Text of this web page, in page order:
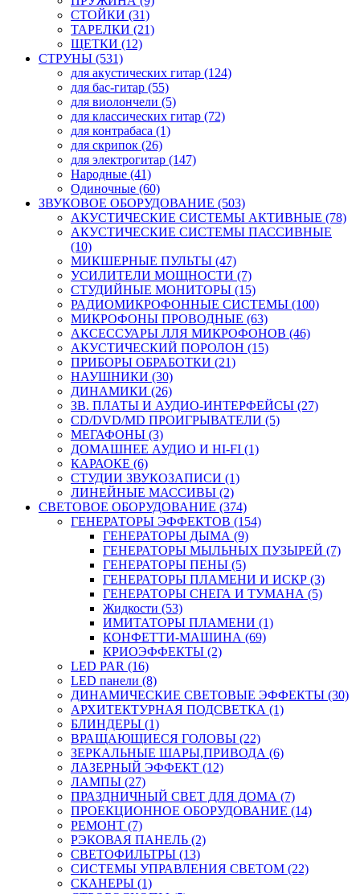
СТОЙКИ (31)
ТАРЕЛКИ (21)
ЩЕТКИ (12)
СТРУНЫ (531)
для акустических гитар (124)
для бас-гитар (55)
для виолончели (5)
для классических гитар (72)
для контрабаса (1)
для скрипок (26)
для электрогитар (147)
Народные (41)
Одиночные (60)
ЗВУКОВОЕ ОБОРУДОВАНИЕ (503)
АКУСТИЧЕСКИЕ СИСТЕМЫ АКТИВНЫЕ (78)
АКУСТИЧЕСКИЕ СИСТЕМЫ ПАССИВНЫЕ
(10)
МИКШЕРНЫЕ ПУЛЬТЫ (47)
УСИЛИТЕЛИ МОЩНОСТИ (7)
СТУДИЙНЫЕ МОНИТОРЫ (15)
РАДИОМИКРОФОННЫЕ СИСТЕМЫ (100)
МИКРОФОНЫ ПРОВОДНЫЕ (63)
АКСЕССУАРЫ ЛЛЯ МИКРОФОНОВ (46)
АКУСТИЧЕСКИЙ ПОРОЛОН (15)
ПРИБОРЫ ОБРАБОТКИ (21)
НАУШНИКИ (30)
ДИНАМИКИ (26)
ЗВ. ПЛАТЫ И АУДИО-ИНТЕРФЕЙСЫ (27)
CD/DVD/MD ПРОИГРЫВАТЕЛИ (5)
МЕГАФОНЫ (3)
ДОМАШНЕЕ АУДИО И HI-FI (1)
КАРАОКЕ (6)
СТУДИИ ЗВУКОЗАПИСИ (1)
ЛИНЕЙНЫЕ МАССИВЫ (2)
СВЕТОВОЕ ОБОРУДОВАНИЕ (374)
ГЕНЕРАТОРЫ ЭФФЕКТОВ (154)
ГЕНЕРАТОРЫ ДЫМА (9)
ГЕНЕРАТОРЫ МЫЛЬНЫХ ПУЗЫРЕЙ (7)
ГЕНЕРАТОРЫ ПЕНЫ (5)
ГЕНЕРАТОРЫ ПЛАМЕНИ И ИСКР (3)
ГЕНЕРАТОРЫ СНЕГА И ТУМАНА (5)
Жидкости (53)
ИМИТАТОРЫ ПЛАМЕНИ (1)
КОНФЕТТИ-МАШИНА (69)
КРИОЭФФЕКТЫ (2)
LED PAR (16)
LED панели (8)
ДИНАМИЧЕСКИЕ СВЕТОВЫЕ ЭФФЕКТЫ (30)
АРХИТЕКТУРНАЯ ПОДСВЕТКА (1)
БЛИНДЕРЫ (1)
ВРАЩАЮЩИЕСЯ ГОЛОВЫ (22)
ЗЕРКАЛЬНЫЕ ШАРЫ,ПРИВОДА (6)
ЛАЗЕРНЫЙ ЭФФЕКТ (12)
ЛАМПЫ (27)
ПРАЗДНИЧНЫЙ СВЕТ ДЛЯ ДОМА (7)
ПРОЕКЦИОННОЕ ОБОРУДОВАНИЕ (14)
РЕМОНТ (7)
РЭКОВАЯ ПАНЕЛЬ (2)
СВЕТОФИЛЬТРЫ (13)
СИСТЕМЫ УПРАВЛЕНИЯ СВЕТОМ (22)
СКАНЕРЫ (1)